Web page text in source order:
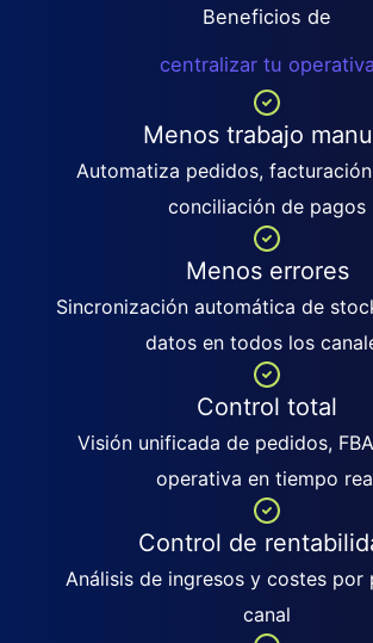
Beneficios de
centralizar tu operativa
Menos trabajo
Automatiza pedidos,
conciliación de pagos
Menos errores
Sincronización automática de
datos en todos los
Control total
Visión unificada de pedidos,
operativa en tiempo
Control de
Análisis de ingresos y costes
canal